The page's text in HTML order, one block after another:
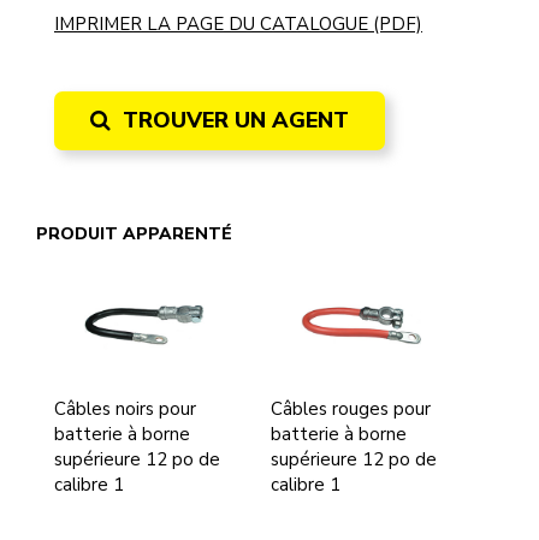
IMPRIMER LA PAGE DU CATALOGUE (PDF)
TROUVER UN AGENT
PRODUIT APPARENTÉ
Câbles noirs pour
batterie à borne
supérieure 12 po de
calibre 1
Câbles rouges pour
batterie à borne
supérieure 12 po de
calibre 1